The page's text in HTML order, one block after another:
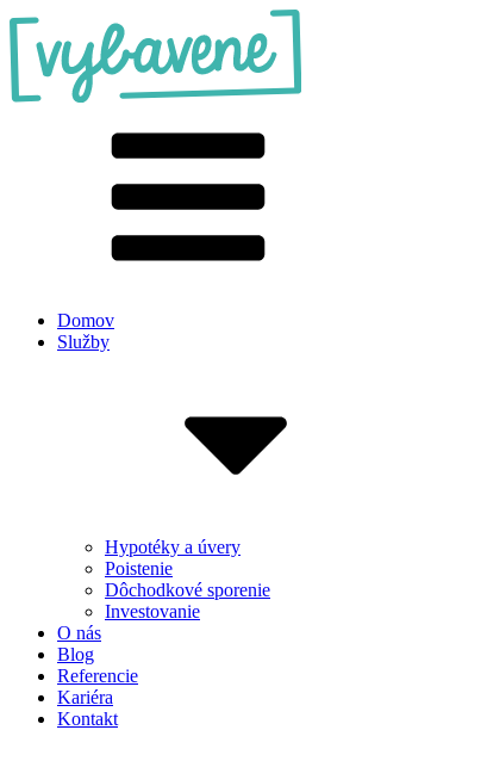
Domov
Služby
Hypotéky a úvery
Poistenie
Dôchodkové sporenie
Investovanie
O nás
Blog
Referencie
Kariéra
Kontakt